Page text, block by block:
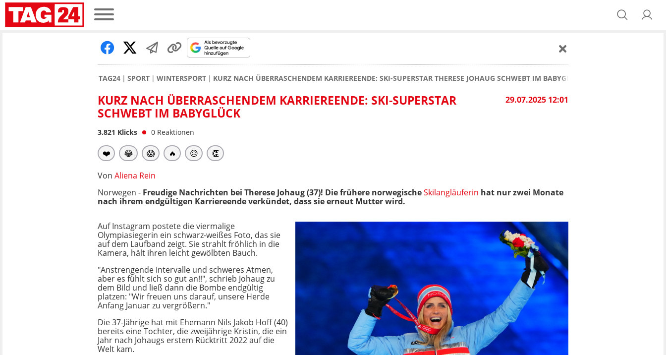
TAG24 SPORT WINTERSPORT KURZ NACH ÜBERRASCHENDEM KARRIEREENDE: SKI-SUPERSTAR THERESE JOHAUG SCHWEBT IM BABYGLÜCK
29.07.2025 12:01
KURZ NACH ÜBERRASCHENDEM KARRIEREENDE: SKI-SUPERSTAR
SCHWEBT IM BABYGLÜCK
3.821 Klicks 0 Reaktionen
❤️ 😂 😱 🔥 😥 👏
Von Aliena Rein
Norwegen - Freudige Nachrichten bei Therese Johaug (37)! Die frühere norwegischeSkilangläuferin hat nur zwei Monate
nach ihrem endgültigen Karriereende verkündet, dass sie erneut Mutter wird.
Auf Instagram postete die viermalige
Olympiasiegerin ein schwarz-weißes Foto, das sie
auf dem Laufband zeigt. Sie strahlt fröhlich in die
Kamera, hält ihren leicht gewölbten Bauch.
"Anstrengende Intervalle und schweres Atmen,
aber es fühlt sich so gut an!!", schrieb Johaug zu
dem Bild und ließ dann die Bombe endgültig
platzen: "Wir freuen uns darauf, unsere Herde
Anfang Januar zu vergrößern."
Die 37-Jährige hat mit Ehemann Nils Jakob Hoff (40)
bereits eine Tochter, die zweijährige Kristin, die ein
Jahr nach Johaugs erstem Rücktritt 2022 auf die
Welt kam.